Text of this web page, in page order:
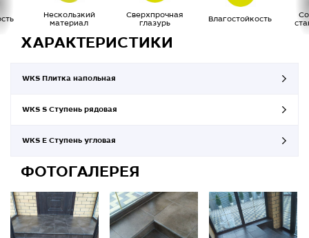
Нескользкий
материал
Сверхпрочная
глазурь
Влагостойкость
ХАРАКТЕРИСТИКИ
WKS Плитка напольная
WKS S Ступень рядовая
WKS E Ступень угловая
ФОТОГАЛЕРЕЯ